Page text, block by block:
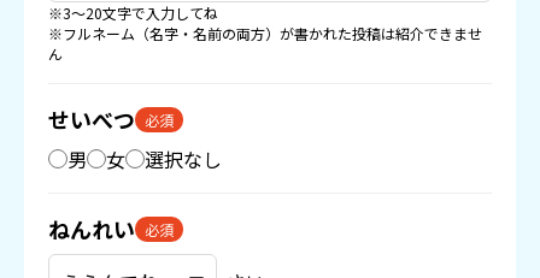
※3〜20文字で入力してね
※フルネーム（名字・名前の両方）が書かれた投稿は紹介できませ
ん
せいべつ 必須
男 女 選択なし
ねんれい 必須